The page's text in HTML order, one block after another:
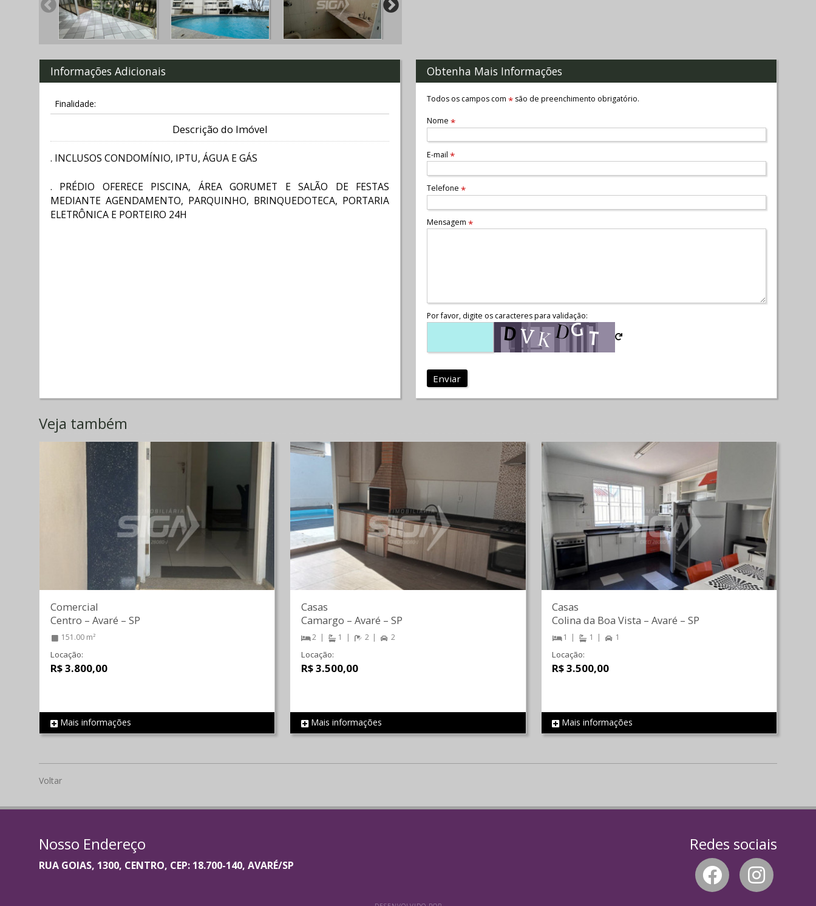
Informações Adicionais
Finalidade:
Descrição do Imóvel
. INCLUSOS CONDOMÍNIO, IPTU, ÁGUA E GÁS
. PRÉDIO OFERECE PISCINA, ÁREA GORUMET E SALÃO DE FESTAS
MEDIANTE AGENDAMENTO, PARQUINHO, BRINQUEDOTECA, PORTARIA
ELETRÔNICA E PORTEIRO 24H
Obtenha Mais Informações
Todos os campos com *são de preenchimento obrigatório.
Nome *
E-mail *
Telefone *
Mensagem *
Por favor, digite os caracteres para validação:
Enviar
Veja também
REF 1501
Comercial
Centro – Avaré – SP
151.00 m²
Locação:
R$ 3.800,00
Mais informações REF 2217
Casas
Camargo – Avaré – SP
2 1 2 2
Locação:
R$ 3.500,00
Mais informações REF 1517
Casas
Colina da Boa Vista –Avaré –SP
1 1 1
Locação:
R$ 3.500,00
Mais informações
Voltar
Nosso Endereço
RUA GOIAS, 1300, CENTRO, CEP: 18.700-140, AVARÉ/SP
Redes sociais